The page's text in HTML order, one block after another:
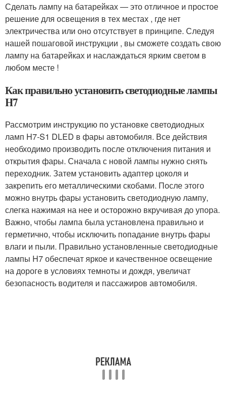
Сделать лампу на батарейках — это отличное и простое
решение для освещения в тех местах , где нет
электричества или оно отсутствует в принципе. Следуя
нашей пошаговой инструкции , вы сможете создать свою
лампу на батарейках и наслаждаться ярким светом в
любом месте !
Как правильно установить светодиодные лампы
H7
Рассмотрим инструкцию по установке светодиодных
ламп H7-S1 DLED в фары автомобиля. Все действия
необходимо производить после отключения питания и
открытия фары. Сначала с новой лампы нужно снять
переходник. Затем установить адаптер цоколя и
закрепить его металлическими скобами. После этого
можно внутрь фары установить светодиодную лампу,
слегка нажимая на нее и осторожно вкручивая до упора.
Важно, чтобы лампа была установлена правильно и
герметично, чтобы исключить попадание внутрь фары
влаги и пыли. Правильно установленные светодиодные
лампы H7 обеспечат яркое и качественное освещение
на дороге в условиях темноты и дождя, увеличат
безопасность водителя и пассажиров автомобиля.